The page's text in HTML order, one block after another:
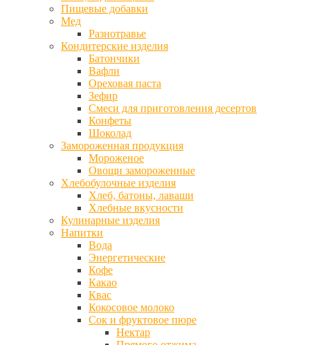
Пищевые добавки
Мед
Разнотравье
Кондитерские изделия
Батончики
Вафли
Ореховая паста
Зефир
Смеси для приготовления десертов
Конфеты
Шоколад
Замороженная продукция
Мороженое
Овощи замороженные
Хлебобулочные изделия
Хлеб, батоны, лаваши
Хлебные вкусности
Кулинарные изделия
Напитки
Вода
Энергетические
Кофе
Какао
Квас
Кокосовое молоко
Сок и фруктовое пюре
Нектар